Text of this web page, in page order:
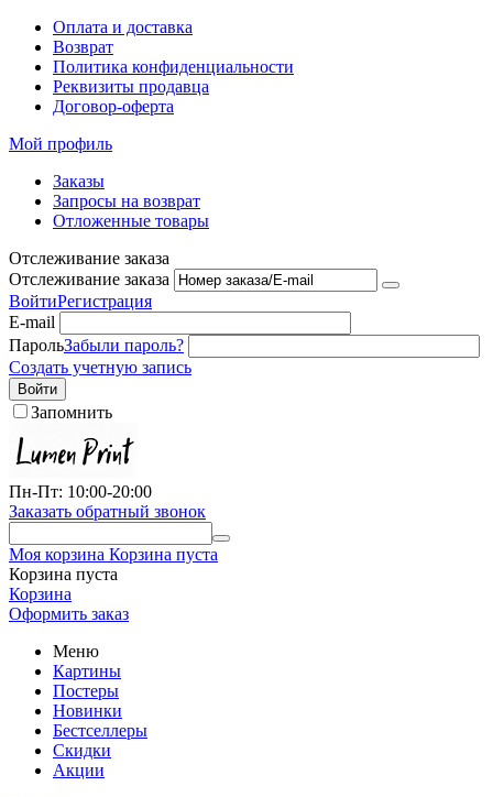
Оплата и доставка
Возврат
Политика конфиденциальности
Реквизиты продавца
Договор-оферта
Мой профиль
Заказы
Запросы на возврат
Отложенные товары
Отслеживание заказа
Отслеживание заказа
ВойтиРегистрация
E-mail
ПарольЗабыли пароль?
Создать учетную запись
Войти
Запомнить
Пн-Пт: 10:00-20:00
Заказать обратный звонок
Моя корзина Корзина пуста
Корзина пуста
Корзина
Оформить заказ
Меню
Картины
Постеры
Новинки
Бестселлеры
Скидки
Акции